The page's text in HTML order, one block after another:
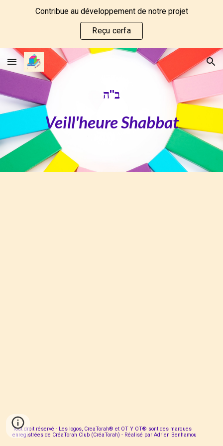
Skip to navigation
Contribue au développement de notre projet
Reçu cerfa
ב''ה
Veill'heure Shabbat
Tout droit réservé - Les logos, CreaTorah® et OT Y OT® sont des marques
enregistrées de CréaTorah Club (CréaTorah) - Réalisé par Adrien Benhamou